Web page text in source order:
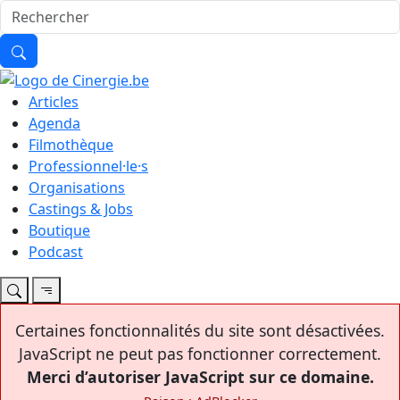
Articles
Agenda
Filmothèque
Professionnel·le·s
Organisations
Castings & Jobs
Boutique
Podcast
Certaines fonctionnalités du site sont désactivées.
JavaScript ne peut pas fonctionner correctement.
Merci d’autoriser JavaScript sur ce domaine.